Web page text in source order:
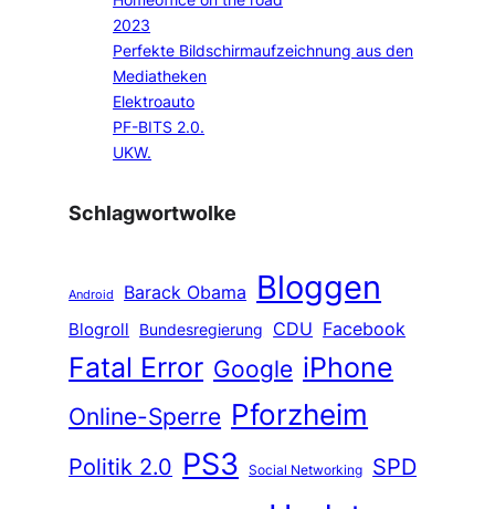
2023
Perfekte Bildschirmaufzeichnung aus den
Mediatheken
Elektroauto
PF-BITS 2.0.
UKW.
Schlagwortwolke
Android Barack Obama Bloggen
Blogroll Bundesregierung CDU Facebook
Fatal Error Google iPhone
Online-Sperre Pforzheim
Politik 2.0 PS3 Social Networking
SPD